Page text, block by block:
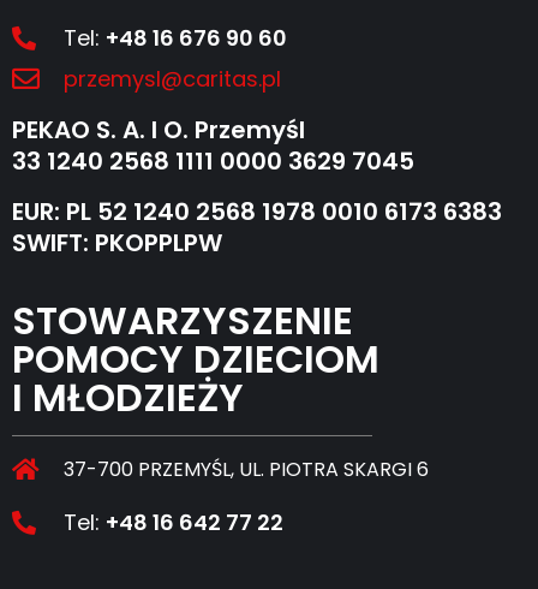
Tel: +48 16 676 90 60
przemysl@caritas.pl
PEKAO S. A. I O. Przemyśl
33 1240 2568 1111 0000 3629 7045
EUR: PL 52 1240 2568 1978 0010 6173 6383
SWIFT: PKOPPLPW
STOWARZYSZENIE
POMOCY DZIECIOM
I MŁODZIEŻY
37-700 PRZEMYŚL, UL. PIOTRA SKARGI 6
Tel: +48 16 642 77 22